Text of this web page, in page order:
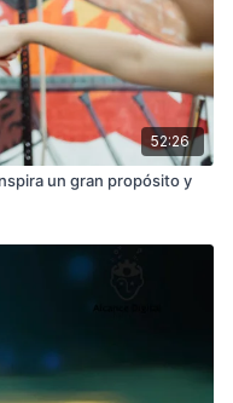
52:26
un gran propósito y